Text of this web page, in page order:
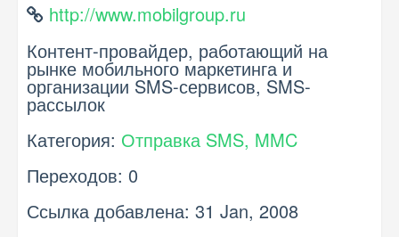
http://www.mobilgroup.ru
Контент-провайдер, работающий на
рынке мобильного маркетинга и
организации SMS-сервисов, SMS-
рассылок
Категория: Отправка SMS, MMC
Переходов: 0
Ссылка добавлена: 31 Jan, 2008